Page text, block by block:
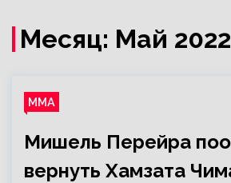
Месяц: Май 2022
ММА
Мишель Перейра
вернуть Хамзата